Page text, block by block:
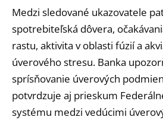
Medzi sledované ukazovatele
spotrebiteľská dôvera,
rastu, aktivita v oblasti fúzií a
úverového stresu. Banka
sprísňovanie úverových
potvrdzuje aj prieskum
systému medzi vedúcimi